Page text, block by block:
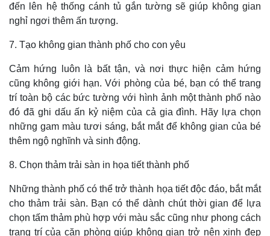
đến lên hệ thống cánh tủ gắn tường sẽ giúp không gian
nghỉ ngơi thêm ấn tượng.
7. Tạo không gian thành phố cho con yêu
Cảm hứng luôn là bất tận, và nơi thực hiện cảm hứng
cũng không giới hạn. Với phòng của bé, bạn có thể trang
trí toàn bộ các bức tường với hình ảnh một thành phố nào
đó đã ghi dấu ấn kỷ niệm của cả gia đình. Hãy lựa chọn
những gam màu tươi sáng, bắt mắt để không gian của bé
thêm ngộ nghĩnh và sinh động.
8. Chọn thảm trải sàn in họa tiết thành phố
Những thành phố có thể trở thành họa tiết độc đáo, bắt mắt
cho thảm trải sàn. Bạn có thể dành chút thời gian để lựa
chọn tấm thảm phù hợp với màu sắc cũng như phong cách
trang trí của căn phòng giúp không gian trở nên xinh đẹp